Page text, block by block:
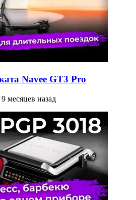
Navee GT3 Pro
9 месяцев назад